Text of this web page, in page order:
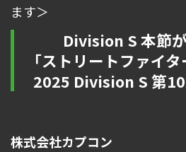
ます＞
Division S 本節
「ストリートファイ
2025 Division S 第10
株式会社カプコン